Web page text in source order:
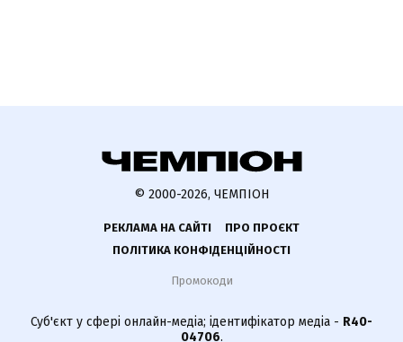
© 2000-2026, ЧЕМПІОН
РЕКЛАМА НА САЙТІ
ПРО ПРОЄКТ
ПОЛІТИКА КОНФІДЕНЦІЙНОСТІ
Промокоди
Суб'єкт у сфері онлайн-медіа; ідентифікатор медіа - R40-
04706.